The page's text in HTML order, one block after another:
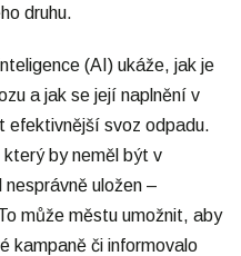
druhu.
(AI) ukáže, jak je
a jak se její naplnění v
efektivnější svoz odpadu.
by neměl být v
uložen –
může městu umožnit, aby
kampaně či informovalo